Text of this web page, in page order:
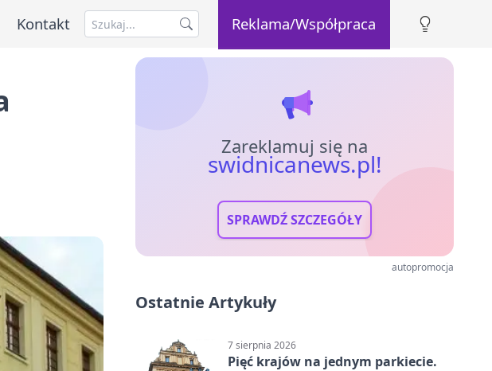
Kontakt Reklama/Współpraca
Zareklamuj się na
swidnicanews.pl!
SPRAWDŹ SZCZEGÓŁY
autopromocja
Ostatnie Artykuły
7 sierpnia 2026
Pięć krajów na jednym parkiecie.